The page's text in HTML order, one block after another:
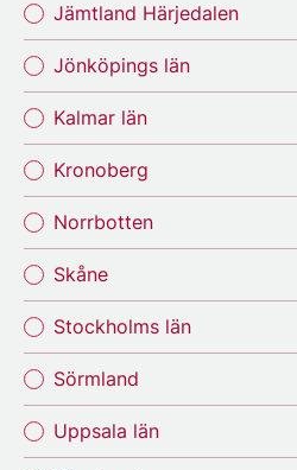
Jämtland Härjedalen
Jönköpings län
Kalmar län
Kronoberg
Norrbotten
Skåne
Stockholms län
Sörmland
Uppsala län